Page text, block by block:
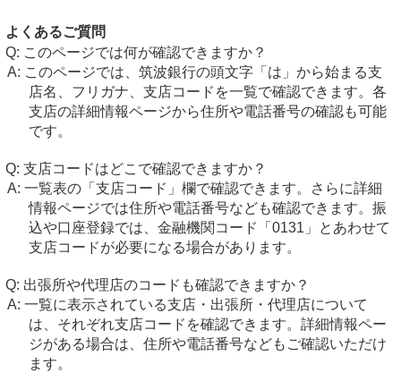
よくあるご質問
このページでは何が確認できますか？
このページでは、筑波銀行の頭文字「は」から始まる支
店名、フリガナ、支店コードを一覧で確認できます。各
支店の詳細情報ページから住所や電話番号の確認も可能
です。
支店コードはどこで確認できますか？
一覧表の「支店コード」欄で確認できます。さらに詳細
情報ページでは住所や電話番号なども確認できます。振
込や口座登録では、金融機関コード「0131」とあわせて
支店コードが必要になる場合があります。
出張所や代理店のコードも確認できますか？
一覧に表示されている支店・出張所・代理店について
は、それぞれ支店コードを確認できます。詳細情報ペー
ジがある場合は、住所や電話番号などもご確認いただけ
ます。